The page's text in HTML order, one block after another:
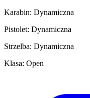
Karabin: Dynamiczna
Pistolet: Dynamiczna
Strzelba: Dynamiczna
Klasa: Open